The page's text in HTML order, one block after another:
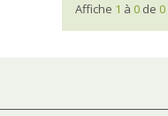
Affiche 1 à 0 de 0